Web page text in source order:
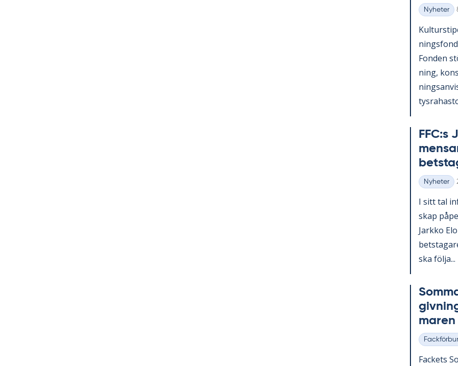
Kategorier
Nyheter
Fon­den
ning,
Kategorier
Nyheter
I sitt tal
skap
Jark­ko
ska följa...
ma­ren
Kategorier
Fac­kets